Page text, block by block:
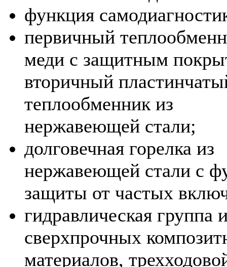
функция
первичный
меди с защитным
вторичный
теплообменник из
нержавеющей стали;
долговечная горелка из
нержавеющей стали с
защиты от частых
гидравлическая группа
сверхпрочных
материалов,